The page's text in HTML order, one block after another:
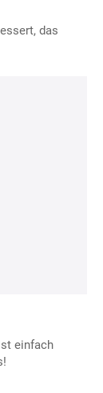
das
einfach